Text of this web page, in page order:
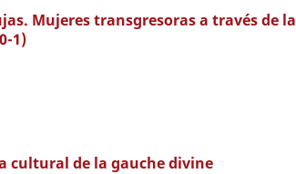
Mujeres transgresoras a través de
1)
cultural de la gauche divine